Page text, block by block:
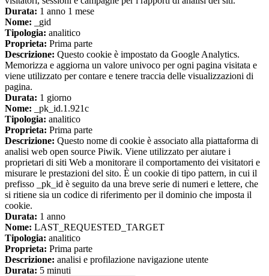
Durata: 1 anno 1 mese
Nome: _gid
Tipologia: analitico
Proprieta: Prima parte
Descrizione: Questo cookie è impostato da Google Analytics.
Memorizza e aggiorna un valore univoco per ogni pagina visitata e
viene utilizzato per contare e tenere traccia delle visualizzazioni di
pagina.
Durata: 1 giorno
Nome: _pk_id.1.921c
Tipologia: analitico
Proprieta: Prima parte
Descrizione: Questo nome di cookie è associato alla piattaforma di
analisi web open source Piwik. Viene utilizzato per aiutare i
proprietari di siti Web a monitorare il comportamento dei visitatori e
misurare le prestazioni del sito. È un cookie di tipo pattern, in cui il
prefisso _pk_id è seguito da una breve serie di numeri e lettere, che
si ritiene sia un codice di riferimento per il dominio che imposta il
cookie.
Durata: 1 anno
Nome: LAST_REQUESTED_TARGET
Tipologia: analitico
Proprieta: Prima parte
Descrizione: analisi e profilazione navigazione utente
Durata: 5 minuti